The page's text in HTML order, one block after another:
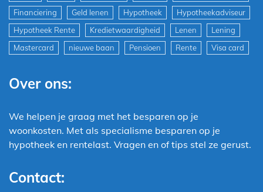
Financiering
Geld lenen Hypotheek
Hypotheekadviseur
Hypotheek Rente
Kredietwaardigheid Lenen
Lening
Mastercard
nieuwe baan Pensioen Rente Visa card
Over ons:
We helpen je graag met het besparen op je
woonkosten. Met als specialisme besparen op je
hypotheek en rentelast. Vragen en of tips stel ze gerust.
Contact: